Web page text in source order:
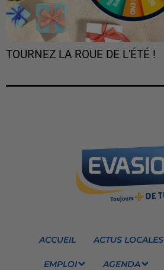
TOURNEZ LA ROUE DE L'ÉTÉ !
ACCUEIL ACTUS LOCALES
EMPLOI AGENDA